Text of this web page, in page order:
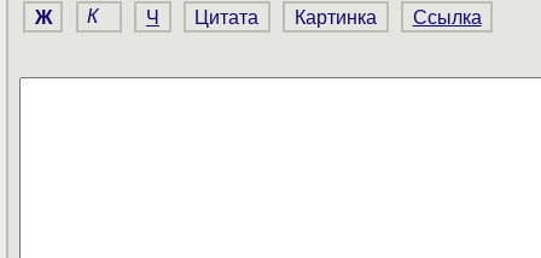
Ж К Ч Цитата Картинка Ссылка